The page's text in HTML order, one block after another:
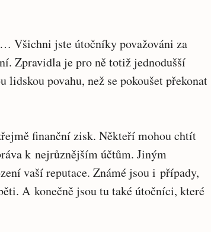
Všichni jste útočníky považováni za
Zpravidla je pro ně totiž jednodušší
povahu, než se pokoušet překonat
finanční zisk. Někteří mohou chtít
k nejrůznějším účtům. Jiným
vaší reputace. Známé jsou i případy,
A konečně jsou tu také útočníci, které